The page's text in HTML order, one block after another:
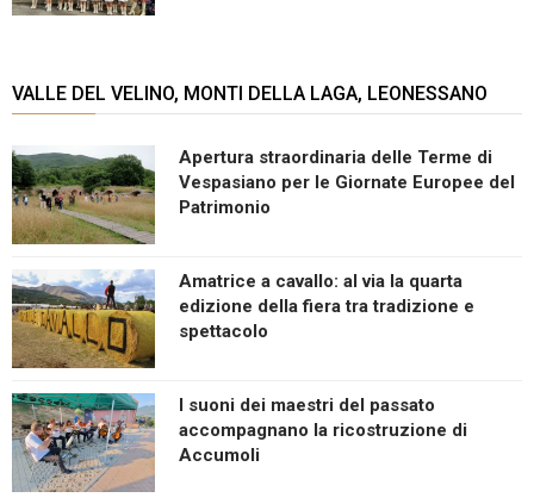
VALLE DEL VELINO, MONTI DELLA LAGA, LEONESSANO
Apertura straordinaria delle Terme di
Vespasiano per le Giornate Europee del
Patrimonio
Amatrice a cavallo: al via la quarta
edizione della fiera tra tradizione e
spettacolo
I suoni dei maestri del passato
accompagnano la ricostruzione di
Accumoli